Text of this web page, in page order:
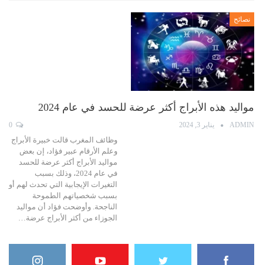
نصائح
مواليد هذه الأبراج أكثر عرضة للحسد في عام 2024
ADMIN يناير 3, 2024
وظائف المغرب قالت خبيرة الأبراج
وعلم الأرقام عبير فؤاد، إن بعض
مواليد الأبراج أكثر عرضة للحسد
في عام 2024، وذلك بسبب
التغيرات الإيجابية التي تحدث لهم أو
بسبب شخصياتهم الطموحة
الناجحة. وأوضحت فؤاد أن مواليد
الجوزاء من أكثر الأبراج عرضة…